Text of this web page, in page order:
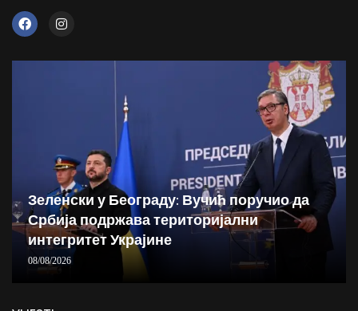
Зеленски у Београду: Вучић поручио да
Србија подржава територијални
интегритет Украјине
08/08/2026